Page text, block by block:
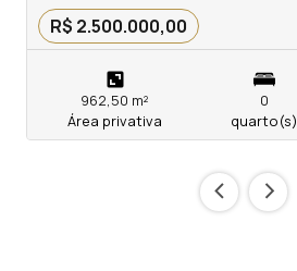
R$ 2.500.000,00
962,50 m²
Área privativa
0
quarto(s)
‹ ›